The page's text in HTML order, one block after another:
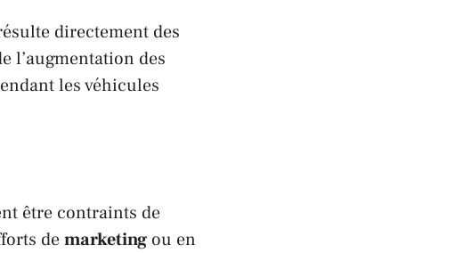
directement des
l’augmentation des
les véhicules
être contraints de
demarketing ou en